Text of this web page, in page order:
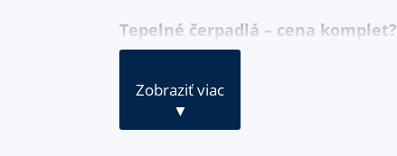
Tepelné čerpadlá – cena komplet?
Zobraziť viac
▼